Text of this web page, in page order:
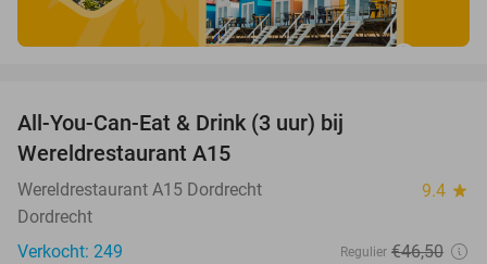
All-You-Can-Eat & Drink (3 uur) bij
Wereldrestaurant A15
Wereldrestaurant A15 Dordrecht 9.4 star
Dordrecht
Verkocht: 249
Regulier €46,50